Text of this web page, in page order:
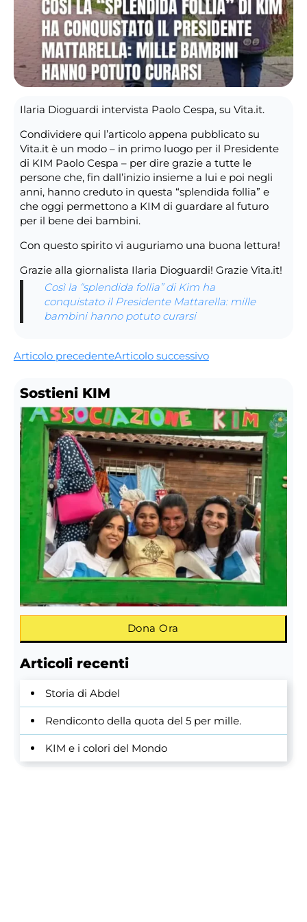
Ilaria Dioguardi intervista Paolo Cespa, su Vita.it.
Condividere qui l’articolo appena pubblicato su
Vita.it è un modo – in primo luogo per il Presidente
di KIM Paolo Cespa – per dire grazie a tutte le
persone che, fin dall’inizio insieme a lui e poi negli
anni, hanno creduto in questa “splendida follia” e
che oggi permettono a KIM di guardare al futuro
per il bene dei bambini.
Con questo spirito vi auguriamo una buona lettura!
Grazie alla giornalista Ilaria Dioguardi! Grazie Vita.it!
Così la “splendida follia” di Kim ha
conquistato il Presidente Mattarella: mille
bambini hanno potuto curarsi
Articolo precedenteArticolo successivo
Sostieni KIM
Dona Ora
Articoli recenti
Storia di Abdel
Rendiconto della quota del 5 per mille.
KIM e i colori del Mondo